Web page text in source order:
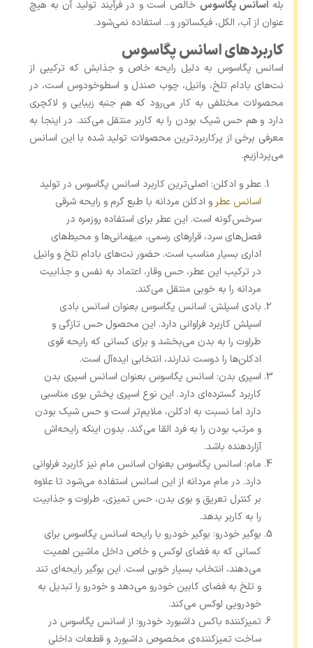
بله اسانس پگاسوس خالص است و در فرآیند تولید آن به هیچ
عنوان از آب، الکل، فیکساتور و... استفاده نمی‌شود.
کاربردهای اسانس پگاسوس
اسانس پگاسوس به دلیل رایحه خاص و جذابش که ترکیبی از
نت‌های بادام تلخ، وانیل، چوب صندل و اسطوخودوس است، در
محصولات مختلفی به کار می‌رود که هم جنبه زیبایی و لاکچری
دارد و هم حس شیک ‌بودن را به کاربر منتقل می‌کند. در اینجا به
معرفی برخی از پرکاربردترین محصولات تولید شده با این اسانس
می‌پردازیم.
عطر و ادکلن: اصلی‌ترین کاربرد اسانس پگاسوس در تولید
اسانس عطرو ادکلن مردانه با طبع گرم و رایحه شرقی
سرخس‌گونه است. این عطر برای استفاده روزمره در
فصل‌های سرد، قرارهای رسمی، میهمانی‌ها و محیط‌های
اداری بسیار مناسب‌ است. حضور نت‌های بادام تلخ و وانیل
در ترکیب این عطر، حس وقار، اعتماد به نفس و جذابیت
مردانه را به خوبی منتقل می‌کند.
بادی اسپلش: اسانس پگاسوس بعنوان اسانس بادی
اسپلش کاربرد فراوانی دارد. این محصول حس تازگی و
طراوت را به بدن می‌بخشد و برای کسانی که رایحه قوی
ادکلن‌ها را دوست ندارند، انتخابی ایده‌آل است.
اسپری بدن: اسانس پگاسوس بعنوان اسانس اسپری بدن
کاربرد گسترده‌ای دارد. این نوع اسپری پخش بوی مناسبی
دارد اما نسبت به ادکلن، ملایم‌تر است و حس شیک بودن
و مرتب بودن را به فرد القا می‌کند، بدون اینکه رایحه‌اش
آزاردهنده باشد.
مام: اسانس پگاسوس بعنوان اسانس مام نیز کاربرد فراوانی
دارد. در مام مردانه از این اسانس استفاده می‌شود تا علاوه
بر کنترل تعریق و بوی بدن، حس تمیزی، طراوت و جذابیت
را به کاربر بدهد.
بوگیر خودرو: بوگیر خودرو با رایحه اسانس پگاسوس برای
کسانی که به فضای لوکس و خاص داخل ماشین اهمیت
می‌دهند، انتخاب بسیار خوبی است. این بوگیر رایحه‌ای تند
و تلخ به فضای کابین خودرو می‌دهد و خودرو را تبدیل به
خودرویی لوکس می‌کند.
تمیزکننده باکس داشبورد خودرو: از اسانس پگاسوس در
ساخت تمیزکننده‌ی مخصوص داشبورد و قطعات داخلی